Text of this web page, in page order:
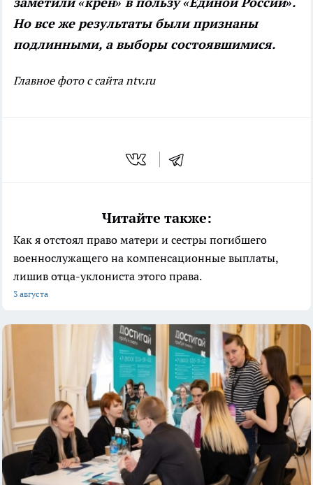
Но все же результаты были признаны
подлинными, а выборы состоявшимися.
Главное фото с сайта ntv.ru
Читайте также:
Как я отстоял право матери и сестры погибшего
военнослужащего на компенсационные выплаты,
лишив отца-уклониста этого права.
3 августа